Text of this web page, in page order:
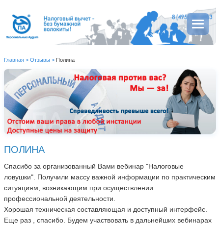
Главная > Отзывы > Полина
ПОЛИНА
Спасибо за организованный Вами вебинар "Налоговые
ловушки". Получили массу важной информации по практическим
ситуациям, возникающим при осуществлении
профессиональной деятельности.
Хорошая техническая составляющая и доступный интерфейс.
Еще раз , спасибо. Будем участвовать в дальнейших вебинарах